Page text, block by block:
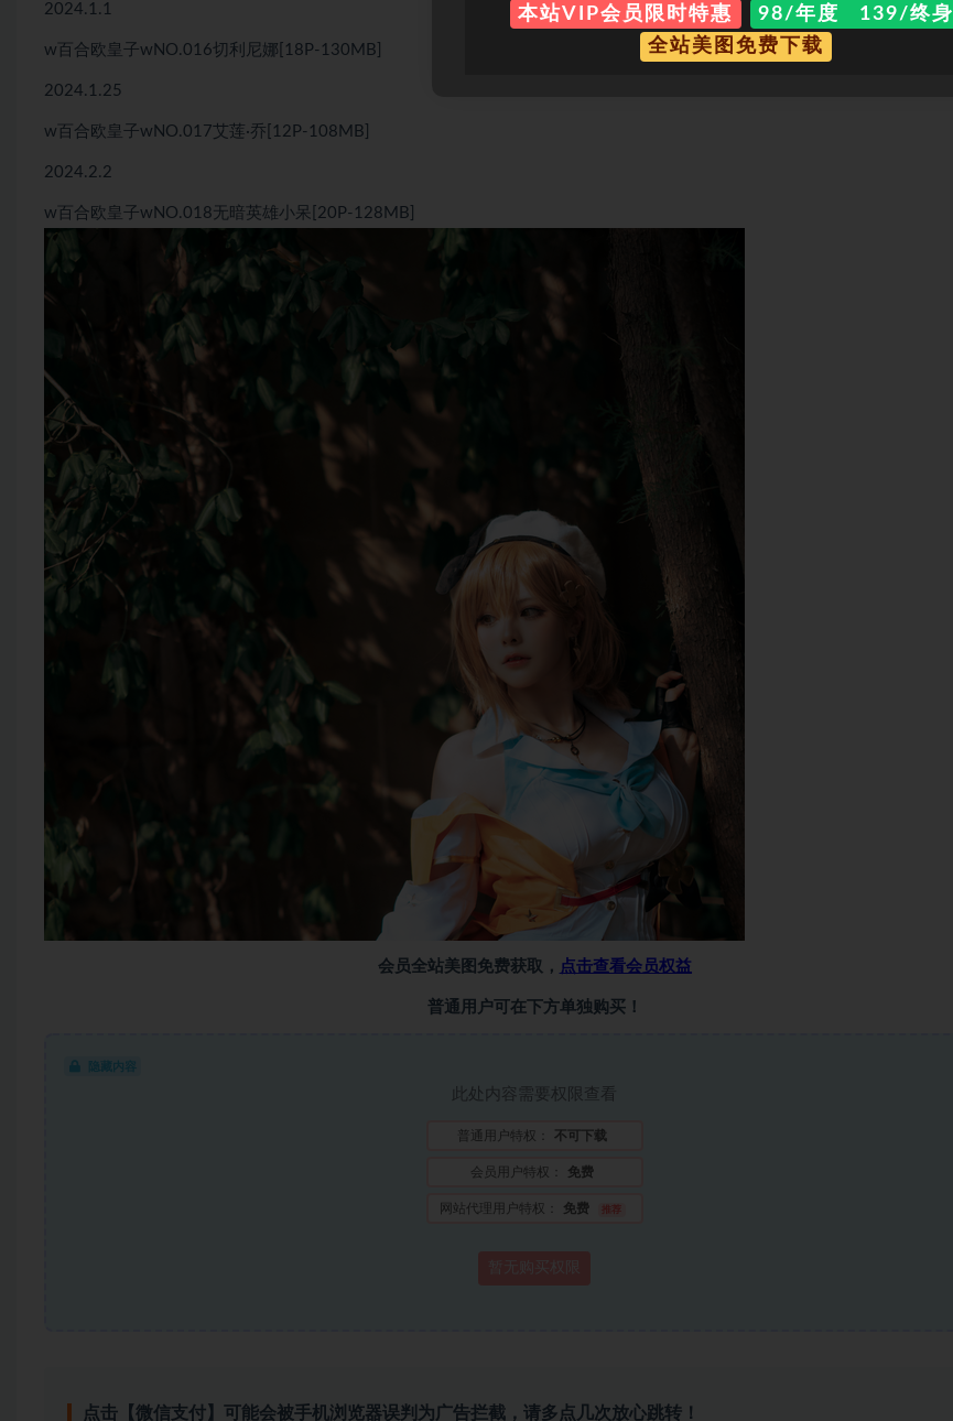
2024.1.1
w百合欧皇子wNO.016切利尼娜[18P-130MB]
2024.1.25
w百合欧皇子wNO.017艾莲·乔[12P-108MB]
2024.2.2
w百合欧皇子wNO.018无暗英雄小呆[20P-128MB]
会员全站美图免费获取， 点击查看会员权益
普通用户可在下方单独购买！
隐藏内容
此处内容需要权限查看
普通用户特权： 不可下载
会员用户特权： 免费
网站代理用户特权： 免费 推荐
点击【微信支付】可能会被手机浏览器误判为广告拦截，请多点几次放心跳转！
本站VIP会员限时特惠
98/年度 139/终身
全站美图免费下载